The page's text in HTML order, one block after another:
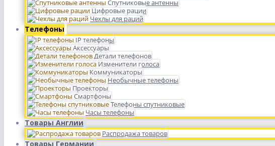
Спутниковые антенны
Цифровые рации
Чехлы для раций
Телефоны
IP телефоны
Аксессуары
Детали телефонов
Изменители голоса
Коммуникаторы
Необычные телефоны
Проекторы
Смартфоны
Телефоны спутниковые
Часы телефоны
Товары Англии
Распродажа товаров
Товары Германии